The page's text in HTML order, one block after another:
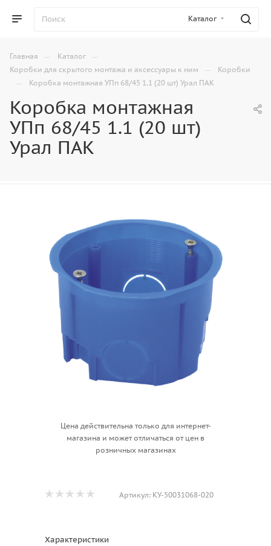
Каталог
Главная — Каталог —
Коробки для скрытого монтажа и аксессуары к ним — Коробки
— Коробка монтажная УПп 68/45 1.1 (20 шт) Урал ПАК
Коробка монтажная
УПп 68/45 1.1 (20 шт)
Урал ПАК
Цена действительна только для интернет-
магазина и может отличаться от цен в
розничных магазинах
Артикул: КУ-50031068-020
Характеристики